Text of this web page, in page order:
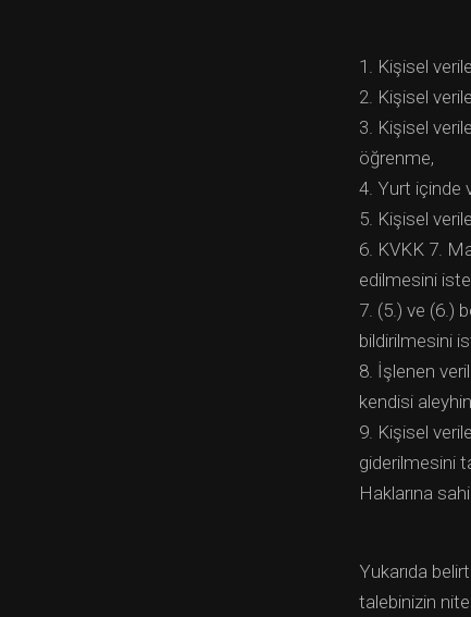
1. Kişisel
2. Kişisel
3. Kişisel
öğrenme,
4. Yurt içinde
5. Kişisel
6. KVKK 7.
edilmesini
7. (5.) ve (6.)
bildirilmesini
8. İşlenen
kendisi
9. Kişisel
giderilmesini
Haklarına
Yukarıda
talebinizin